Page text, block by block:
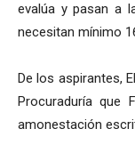
evalúa y pasan a
necesitan mínimo
De los aspirantes,
Procuraduría que
amonestación